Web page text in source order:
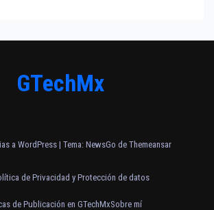
GTechMx
a WordPress | Tema: NewsGo de Themeansar
de Privacidad y Protección de datos
de Publicación en GTechMxSobre mí